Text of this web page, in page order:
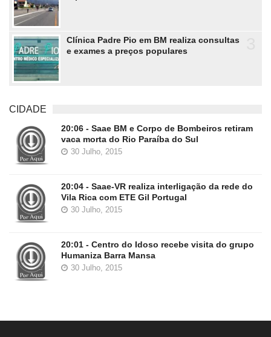
Clínica Padre Pio em BM realiza consultas
e exames a preços populares
CIDADE
20:06 - Saae BM e Corpo de Bombeiros retiram
vaca morta do Rio Paraíba do Sul
30 Julho, 2015
20:04 - Saae-VR realiza interligação da rede do
Vila Rica com ETE Gil Portugal
30 Julho, 2015
20:01 - Centro do Idoso recebe visita do grupo
Humaniza Barra Mansa
30 Julho, 2015